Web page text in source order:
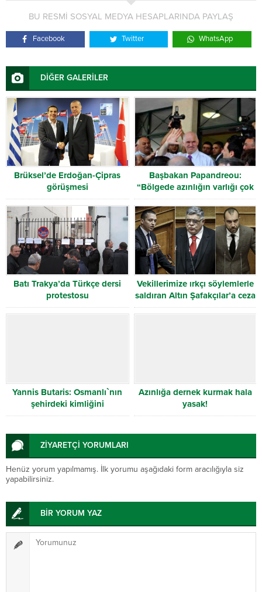
BU RESMİ SOSYAL MEDYA HESAPLARINDA PAYLAŞ
Facebook Twitter WhatsApp
DİĞER GALERİLER
Brüksel’de Erdoğan-Çipras
görüşmesi
Başbakan Papandreou:
“Bölgede azınlığın varlığı çok
önemlidir”
Batı Trakya’da Türkçe dersi
protestosu
Vekillerimize ırkçı söylemlerle
saldıran Altın Şafakçılar’a ceza
Yannis Butaris: Osmanlı`nın
şehirdeki kimliğini
göstermeliyiz
Azınlığa dernek kurmak hala
yasak!
ZİYARETÇİ YORUMLARI
Henüz yorum yapılmamış. İlk yorumu aşağıdaki form aracılığıyla siz
yapabilirsiniz.
BİR YORUM YAZ